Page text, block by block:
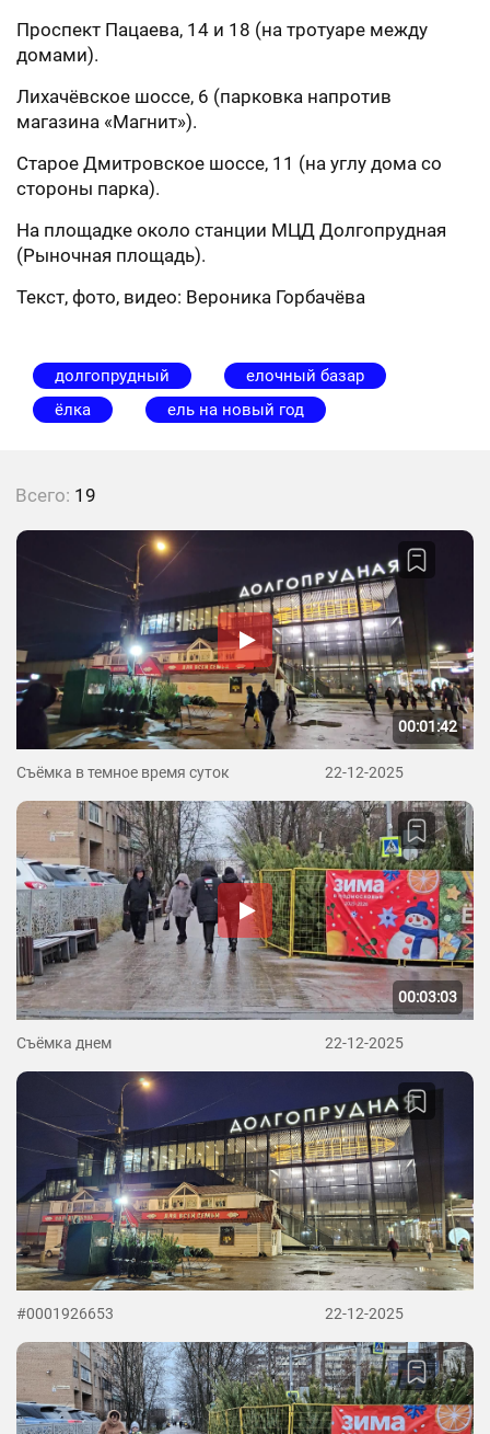
Проспект Пацаева, 14 и 18 (на тротуаре между
домами).
Лихачёвское шоссе, 6 (парковка напротив
магазина «Магнит»).
Старое Дмитровское шоссе, 11 (на углу дома со
стороны парка).
На площадке около станции МЦД Долгопрудная
(Рыночная площадь).
Текст, фото, видео: Вероника Горбачёва
долгопрудный
елочный базар
ёлка
ель на новый год
Всего: 19
00:01:42
Съёмка в темное время суток 22-12-2025
00:03:03
Съёмка днем 22-12-2025
#0001926653 22-12-2025